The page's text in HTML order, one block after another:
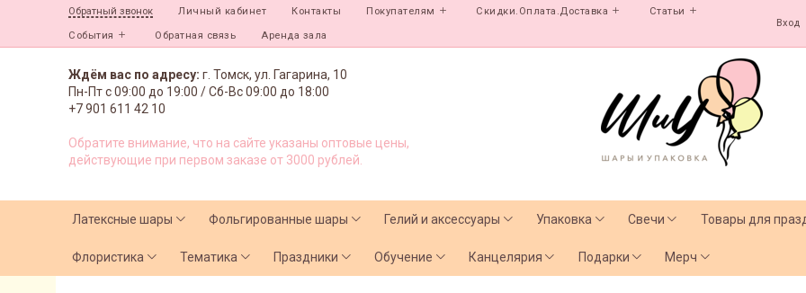
Обратный звонок Личный кабинет Контакты Покупателям Скидки.Оплата.Доставка Статьи
События Обратная связь Аренда зала
Вход
Ждём вас по адресу: г. Томск, ул. Гагарина, 10
Пн-Пт с09:00 до 19:00 /Сб-Вс 09:00 до 18:00
+7 901 611 42 10
Обратите внимание, что на сайте указаны оптовые цены,
действующие при первом заказе от 3000 рублей.
Латексные шары Фольгированные шары Гелий и аксессуары Упаковка Свечи Товары для
Флористика Тематика Праздники Обучение Канцелярия Подарки Мерч